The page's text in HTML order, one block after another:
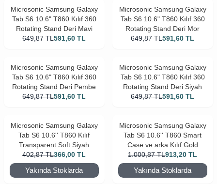
Microsonic Samsung Galaxy
Tab S6 10.6" T860 Kılıf 360
Rotating Stand Deri Mavi
649,87 TL591,60 TL
Microsonic Samsung Galaxy
Tab S6 10.6" T860 Kılıf 360
Rotating Stand Deri Mor
649,87 TL591,60 TL
Microsonic Samsung Galaxy
Tab S6 10.6" T860 Kılıf 360
Rotating Stand Deri Pembe
649,87 TL591,60 TL
Microsonic Samsung Galaxy
Tab S6 10.6" T860 Kılıf 360
Rotating Stand Deri Siyah
649,87 TL591,60 TL
Microsonic Samsung Galaxy
Tab S6 10.6'' T860 Kılıf
Transparent Soft Siyah
402,87 TL366,00 TL
Yakında Stoklarda
Microsonic Samsung Galaxy
Tab S6 10.6'' T860 Smart
Case ve arka Kılıf Gold
1.000,87 TL913,20 TL
Yakında Stoklarda